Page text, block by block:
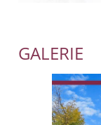
GALERIE